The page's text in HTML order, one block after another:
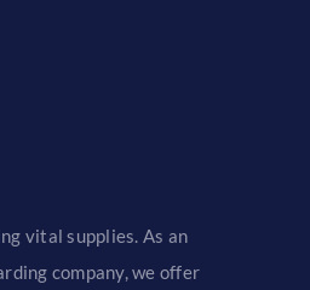
vital supplies. As an
company, we offer